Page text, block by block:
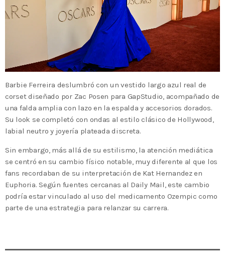
Barbie Ferreira deslumbró con un vestido largo azul real de
corset diseñado por Zac Posen para GapStudio, acompañado de
una falda amplia con lazo en la espalda y accesorios dorados.
Su look se completó con ondas al estilo clásico de Hollywood,
labial neutro y joyería plateada discreta.
Sin embargo, más allá de su estilismo, la atención mediática
se centró en su cambio físico notable, muy diferente al que los
fans recordaban de su interpretación de Kat Hernandez en
Euphoria. Según fuentes cercanas al Daily Mail, este cambio
podría estar vinculado al uso del medicamento Ozempic como
parte de una estrategia para relanzar su carrera.